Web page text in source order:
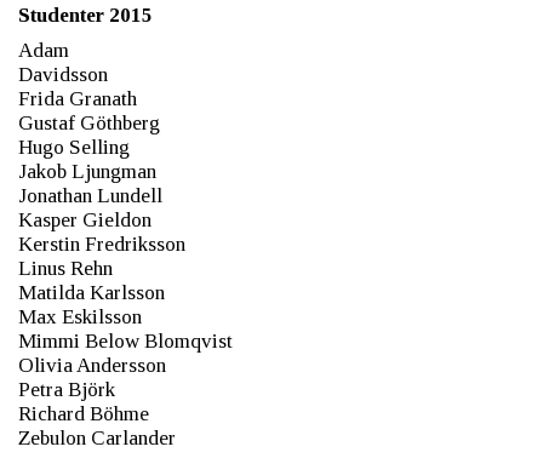
Studenter 2015
Adam
Davidsson
Frida Granath
Gustaf Göthberg
Hugo Selling
Jakob Ljungman
Jonathan Lundell
Kasper Gieldon
Kerstin Fredriksson
Linus Rehn
Matilda Karlsson
Max Eskilsson
Mimmi Below Blomqvist
Olivia Andersson
Petra Björk
Richard Böhme
Zebulon Carlander